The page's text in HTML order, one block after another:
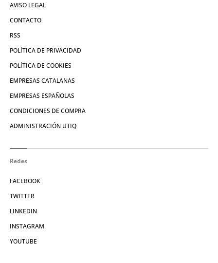
AVISO LEGAL
CONTACTO
RSS
POLÍTICA DE PRIVACIDAD
POLÍTICA DE COOKIES
EMPRESAS CATALANAS
EMPRESAS ESPAÑOLAS
CONDICIONES DE COMPRA
ADMINISTRACIÓN UTIQ
Redes
FACEBOOK
TWITTER
LINKEDIN
INSTAGRAM
YOUTUBE